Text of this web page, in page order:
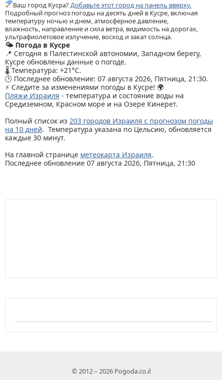
Ваш город Кусра?Добавьте этот город на панель вверху.
Подробный прогноз погоды на десять дней в Кусре, включая
температуру ночью и днем, атмосферное давление,
влажность, направление и сила ветра, видимость на дорогах,
ультрафиолетовое излучение, восход и закат солнца.
🌤️ Погода в Кусре
📍 Сегодня в Палестинской автономии, Западном берегу,
Кусре обновлены данные о погоде.
🌡️ Температура: +21°C.
🕒 Последнее обновление: 07 августа 2026, Пятница, 21:30.
⚡ Следите за изменениями погоды в Кусре! 🌍
Пляжи Израиля - температура и состояние воды на
Средиземном, Красном море и на Озере Кинерет.
Полный список из 203 городов Израиля с прогнозом погоды
на 10 дней. Температура указана по Цельсию, обновляется
каждые 30 минут.
На главной странице метеокарта Израиля.
Последнее обновление 07 августа 2026, Пятница, 21:30
© 2012 – 2026 Pogoda.co.il